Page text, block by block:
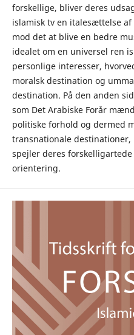
forskellige, bliver deres
islamisk tv en italesættelse
mod det at blive en bedre
idealet om en universel ren
personlige interesser,
moralsk destination og
destination. På den anden
som Det Arabiske Forår
politiske forhold og dermed
transnationale
spejler deres
orientering.